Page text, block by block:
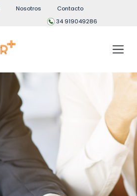
Nosotros
Contacto
34 919049286